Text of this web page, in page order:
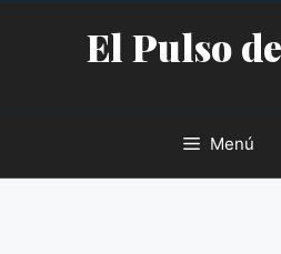
contenidoEl Pulso
Menú